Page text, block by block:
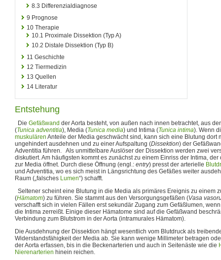
8.3 Differenzialdiagnose
9 Prognose
10 Therapie
10.1 Proximale Dissektion (Typ A)
10.2 Distale Dissektion (Typ B)
11 Geschichte
12 Tiermedizin
13 Quellen
14 Literatur
Entstehung
Die Gefäßwand der Aorta besteht, von außen nach innen betrachtet, aus
(Tunica adventitia), Media (Tunica media) und Intima (Tunica intima). Wenn
muskulären Anteile der Media geschwächt sind, kann sich eine Blutung dort
ungehindert ausdehnen und zu einer Aufspaltung (Dissektion) der
Adventitia führen. Als unmittelbare Auslöser der Dissektion werden zwei
diskutiert. Am häufigsten kommt es zunächst zu einem Einriss der Intima,
zur Media öffnet. Durch diese Öffnung (engl.: entry) presst der arterielle
und Adventitia, wo es sich meist in Längsrichtung des Gefäßes weiter
Raum („falsches Lumen“) schafft.
Seltener scheint eine Blutung in die Media als primäres Ereignis zu einem
(Hämatom) zu führen. Sie stammt aus den Versorgungsgefäßen (Vasa
verschafft sich in vielen Fällen erst sekundär Zugang zum Gefäßlumen,
die Intima zerreißt. Einige dieser Hämatome sind auf die Gefäßwand
Verbindung zum Blutstrom in der Aorta (intramurales Hämatom).
Die Ausdehnung der Dissektion hängt wesentlich vom Blutdruck als
Widerstandsfähigkeit der Media ab. Sie kann wenige Millimeter betragen
der Aorta erfassen, bis in die Beckenarterien und auch in Seitenäste wie die
Nierenarterien hinein reichen.